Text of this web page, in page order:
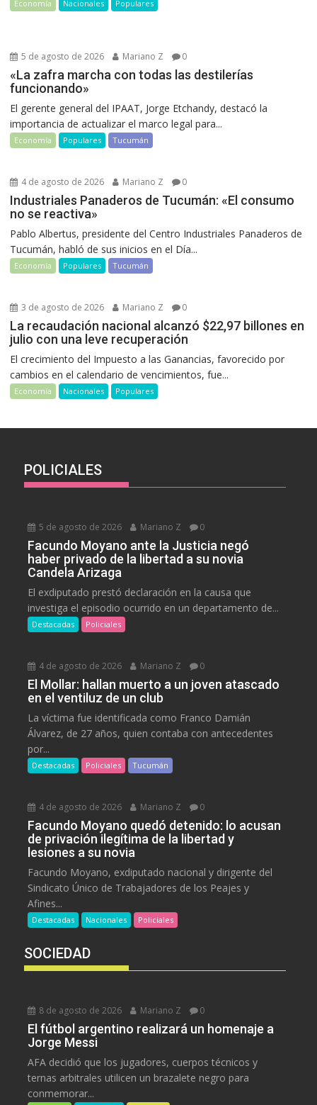
Economía Nacionales Populares
5 de agosto de 2026 Mariano Z 0
«La zafra marcha con todas las destilerías
funcionando»
El gerente general del IPAAT, Jorge Etchandy, destacó la
importancia de actualizar el marco legal para...
Economía Populares Tucumán
4 de agosto de 2026 Mariano Z 0
Industriales Panaderos de Tucumán: «El consumo
no se reactiva»
Pablo Albertus, presidente del Centro Industriales Panaderos de
Tucumán, habló de sus inicios en el Día...
Economía Populares Tucumán
3 de agosto de 2026 Mariano Z 0
La recaudación nacional alcanzó $22,97 billones en
julio con una leve recuperación
El crecimiento del Impuesto a las Ganancias, favorecido por
cambios en el calendario de vencimientos, fue...
Economía Nacionales Populares
POLICIALES
5 de agosto de 2026 Mariano Z 0
Facundo Moyano ante la Justicia negó
haber privado de la libertad a su novia
Candela Arizaga
El exdiputado prestó declaración en la causa que
investiga el episodio ocurrido en un departamento de...
Destacadas Policiales
4 de agosto de 2026 Mariano Z 0
El Mollar: hallan muerto a un joven atascado
en el ventiluz de un club
La víctima fue identificada como Franco Damián
Álvarez, de 27 años, quien contaba con antecedentes
por...
Destacadas Policiales Tucumán
4 de agosto de 2026 Mariano Z 0
Facundo Moyano quedó detenido: lo acusan
de privación ilegítima de la libertad y
lesiones a su novia
Facundo Moyano, exdiputado nacional y dirigente del
Sindicato Único de Trabajadores de los Peajes y
Afines...
Destacadas Nacionales Policiales
SOCIEDAD
8 de agosto de 2026 Mariano Z 0
El fútbol argentino realizará un homenaje a
Jorge Messi
AFA decidió que los jugadores, cuerpos técnicos y
ternas arbitrales utilicen un brazalete negro para
conmemorar...